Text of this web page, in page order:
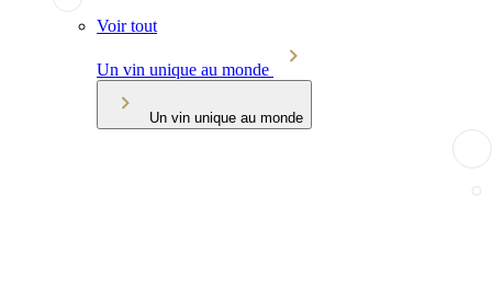
Voir tout
Un vin unique au monde
Un vin unique au monde